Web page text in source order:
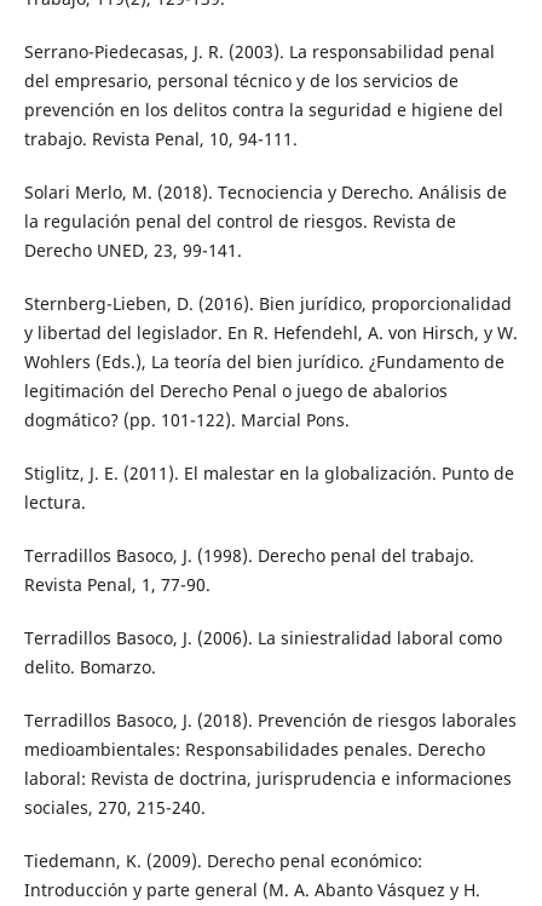
Serrano-Piedecasas, J. R. (2003). La responsabilidad penal
del empresario, personal técnico y de los servicios de
prevención en los delitos contra la seguridad e higiene del
trabajo. Revista Penal, 10, 94-111.
Solari Merlo, M. (2018). Tecnociencia y Derecho. Análisis de
la regulación penal del control de riesgos. Revista de
Derecho UNED, 23, 99-141.
Sternberg-Lieben, D. (2016). Bien jurídico, proporcionalidad
y libertad del legislador. En R. Hefendehl, A. von Hirsch, y W.
Wohlers (Eds.), La teoría del bien jurídico. ¿Fundamento de
legitimación del Derecho Penal o juego de abalorios
dogmático? (pp. 101-122). Marcial Pons.
Stiglitz, J. E. (2011). El malestar en la globalización. Punto de
lectura.
Terradillos Basoco, J. (1998). Derecho penal del trabajo.
Revista Penal, 1, 77-90.
Terradillos Basoco, J. (2006). La siniestralidad laboral como
delito. Bomarzo.
Terradillos Basoco, J. (2018). Prevención de riesgos laborales
medioambientales: Responsabilidades penales. Derecho
laboral: Revista de doctrina, jurisprudencia e informaciones
sociales, 270, 215-240.
Tiedemann, K. (2009). Derecho penal económico:
Introducción y parte general (M. A. Abanto Vásquez y H.